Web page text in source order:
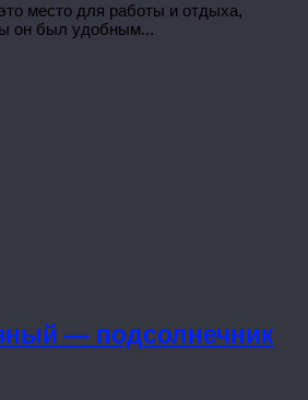
место для работы и отдыха,
он был удобным...
— подсолнечник